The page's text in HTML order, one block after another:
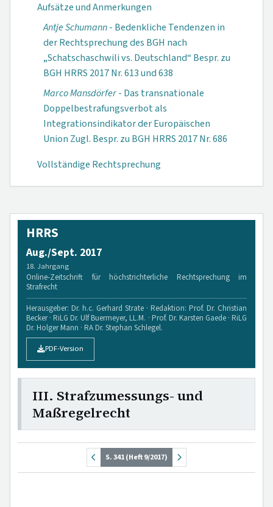
Aufsätze und Anmerkungen
Antje Schumann- Bedenkliche Tendenzen in
der Rechtsprechung des BGH nach
„Schatschaschwili vs. Deutschland“ Bespr. zu
BGH HRRS 2017 Nr. 613 und 638
Marco Mansdörfer- Das transnationale
Doppelbestrafungsverbot als
Integrationsindikator der Europäischen
Union Zugl. Bespr. zu BGH HRRS 2017 Nr. 686
Vollständige Rechtsprechung
HRRS
Aug./Sept. 2017
18. Jahrgang
Online-Zeitschrift für höchstrichterliche Rechtsprechung im
Strafrecht
Herausgeber: Dr. h.c. Gerhard Strate · Redaktion: Prof. Dr. Christian
Becker · RiLG Dr. Ulf Buermeyer, LL.M. · Prof. Dr. Karsten Gaede · RiLG
Dr. Holger Mann · RA Dr. Stephan Schlegel.
PDF-Version
III. Strafzumessungs- und
Maßregelrecht
S. 341 (Heft 9/2017)